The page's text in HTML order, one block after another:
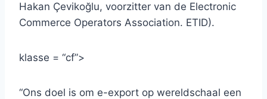
Hakan Çevikoğlu, voorzitter van de Electronic
Commerce Operators Association. ETID).
klasse = “cf”>
“Ons doel is om e-export op wereldschaal een